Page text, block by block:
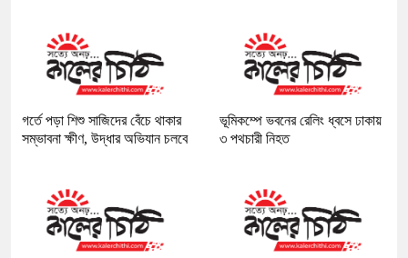
গর্তে পড়া শিশু সাজিদের বেঁচে থাকার
সম্ভাবনা ক্ষীণ, উদ্ধার অভিযান চলবে
ভূমিকম্পে ভবনের রেলিং ধ্বসে ঢাকায়
৩ পথচারী নিহত